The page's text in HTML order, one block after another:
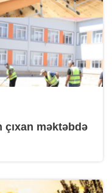
çıxan məktəbdə